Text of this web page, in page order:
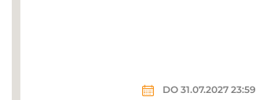
DO 31.07.2027 23:59